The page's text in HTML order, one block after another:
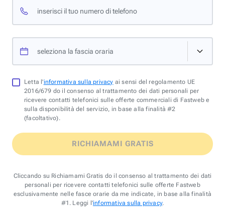
inserisci il tuo numero di telefono
seleziona la fascia oraria
Letta l'informativa sulla privacy ai sensi del regolamento UE
2016/679 do il consenso al trattamento dei dati personali per
ricevere contatti telefonici sulle offerte commerciali di Fastweb e
sulla disponibilità del servizio, in base alla finalità #2
(facoltativo).
RICHIAMAMI GRATIS
Cliccando su Richiamami Gratis do il consenso al trattamento dei dati
personali per ricevere contatti telefonici sulle offerte Fastweb
esclusivamente nelle fasce orarie da me indicate, in base alla finalità
#1. Leggi l'informativa sulla privacy.